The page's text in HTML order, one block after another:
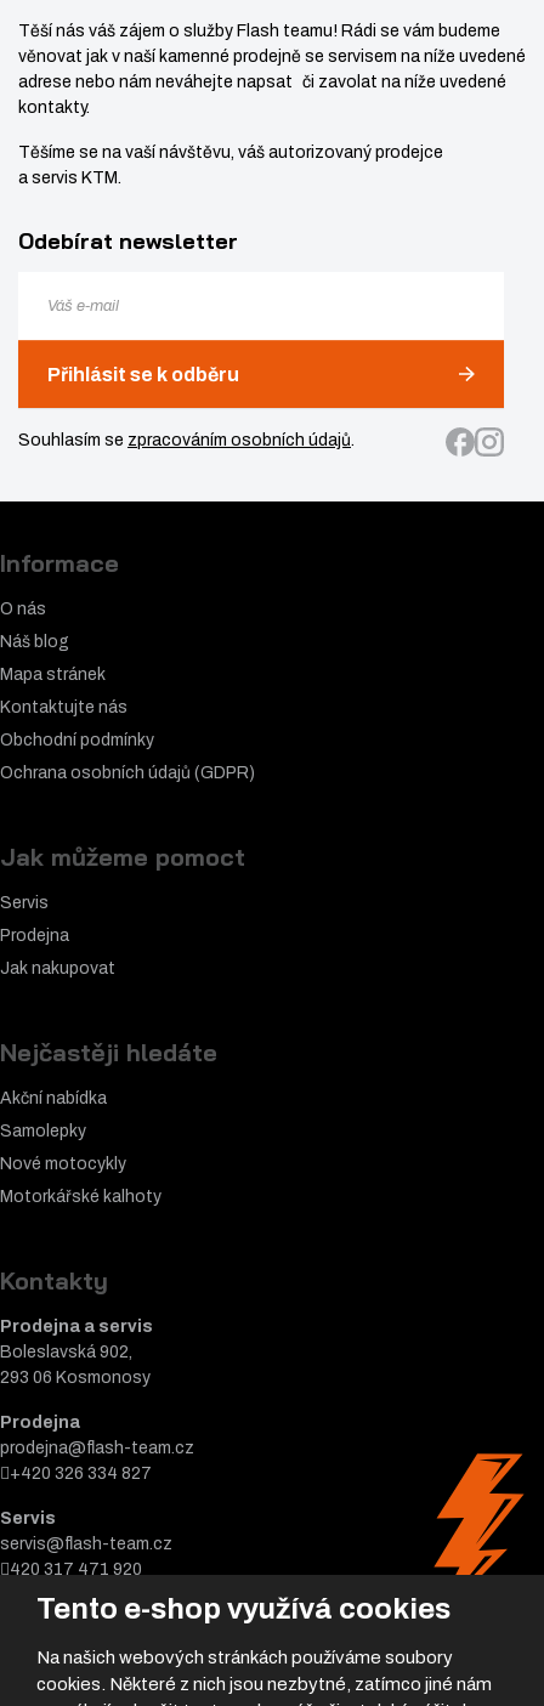
Tento e-shop využívá cookies
Na našich webových stránkách používáme soubory
cookies. Některé z nich jsou nezbytné, zatímco jiné nám
Těší nás váš zájem o služby Flash teamu! Rádi se vám budeme
věnovat jak v naší kamenné prodejně se servisem na níže uvedené
adrese nebo nám neváhejte napsat či zavolat na níže uvedené
kontakty.
Těšíme se na vaší návštěvu, váš autorizovaný prodejce
a servis KTM.
Odebírat newsletter
Přihlásit se k odběru
Souhlasím se zpracováním osobních údajů.
Informace
O nás
Náš blog
Mapa stránek
Kontaktujte nás
Obchodní podmínky
Ochrana osobních údajů (GDPR)
Jak můžeme pomoct
Servis
Prodejna
Jak nakupovat
Nejčastěji hledáte
Akční nabídka
Samolepky
Nové motocykly
Motorkářské kalhoty
Kontakty
Prodejna a servis
Boleslavská 902,
293 06 Kosmonosy
Prodejna
prodejna@flash-team.cz
+420 326 334 827
Servis
servis@flash-team.cz
420 317 471 920